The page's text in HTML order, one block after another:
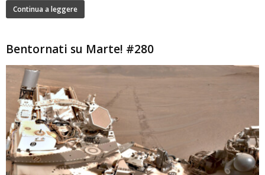
Continua a leggere
Bentornati su Marte! #280